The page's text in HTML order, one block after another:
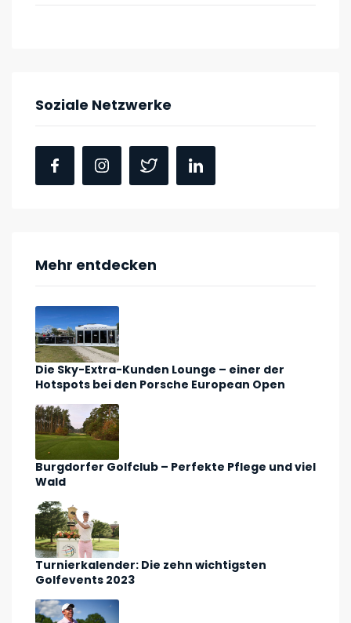
Soziale Netzwerke
Mehr entdecken
Die Sky-Extra-Kunden Lounge – einer der
Hotspots bei den Porsche European Open
Burgdorfer Golfclub – Perfekte Pflege und viel
Wald
Turnierkalender: Die zehn wichtigsten
Golfevents 2023